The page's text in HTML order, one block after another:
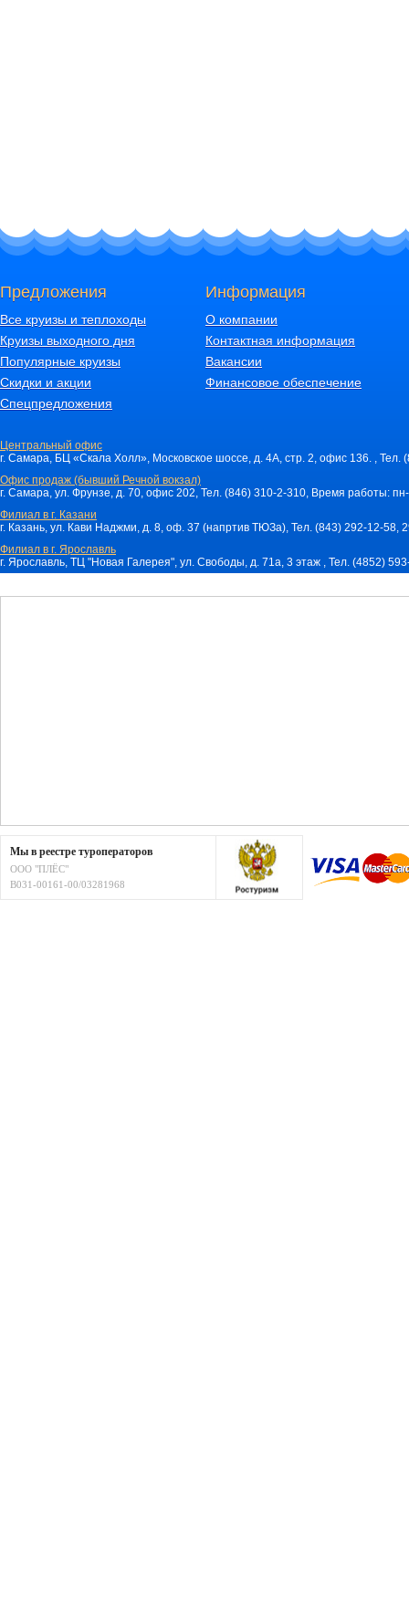
Предложения
Все круизы и теплоходы
Круизы выходного дня
Популярные круизы
Скидки и акции
Спецпредложения
Информация
О компании
Контактная информация
Вакансии
Финансовое обеспечение
Центральный офис
г. Самара, БЦ «Скала Холл», Московское шоссе, д. 4А, стр. 2, офис 136. ,
Офис продаж (бывший Речной вокзал)
г. Самара, ул. Фрунзе, д. 70, офис 202, Тел. (846) 310-2-310, Время работы:
Филиал в г. Казани
г. Казань, ул. Кави Наджми, д. 8, оф. 37 (напртив ТЮЗа), Тел. (843) 292-12-
Филиал в г. Ярославль
г. Ярославль, ТЦ "Новая Галерея", ул. Свободы, д. 71a, 3 этаж , Тел. (4852)
Мы в реестре туроператоров
ООО "ПЛЁС"
В031-00161-00/03281968